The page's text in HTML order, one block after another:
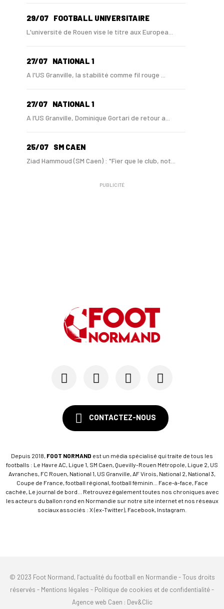
29/07 FOOTBALL UNIVERSITAIRE
L'université de Rouen vise le titre aux Europea...
27/07 NATIONAL 1
A l'US Granville, la stabilité comme fil rouge ...
27/07 NATIONAL 1
A l’US Granville, Dominique Gortari de retour a...
25/07 SM CAEN
Ziad Hammoud (SM Caen) : "Fier que le club, not...
SM CAEN - MERCATO
Avec Mohamed Hafid, Malherbe veut frapper un gr...
SM Caen : Julien Meilhac quitte la direction de...
PUBLICITÉ
CONTACTEZ-NOUS
Depuis 2018, FOOT NORMAND est un média spécialisé qui traite de tous les
footballs : Le Havre AC, Ligue 1, SM Caen, Quevilly-Rouen Métropole, Ligue 2, US
Avranches, FC Rouen, National 1, US Granville, AF Virois, National 2, National 3,
Coupe de France, football régional, football féminin... Face-à-face, Face
cachée, Le journal de bord... Retrouvez également toutes nos chroniques avec
les acteurs du ballon rond en Normandie sur notre site internet et nos réseaux
sociaux associés : X (ex-Twitter), Facebook, Instagram.
© 2023 Foot Normand, l’actualité du football en Normandie - Tous droits
réservés - Mentions légales - Politique de cookies et de confidentialité-
Agence web Caen : Dev&Clic